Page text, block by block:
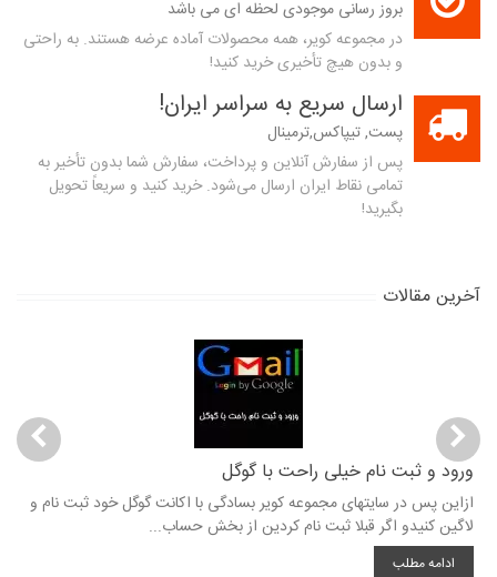
بروز رسانی موجودی لحظه ای می باشد
در مجموعه کویر، همه محصولات آماده عرضه هستند. به راحتی
و بدون هیچ تأخیری خرید کنید!
ارسال سریع به سراسر ایران!
پست, تیپاکس,ترمینال
پس از سفارش آنلاین و پرداخت، سفارش شما بدون تأخیر به
تمامی نقاط ایران ارسال می‌شود. خرید کنید و سریعاً تحویل
بگیرید!
آخرین مقالات
ورود و ثبت نام خیلی راحت با گوگل
ازاین پس در سایتهای مجموعه کویر بسادگی با اکانت گوگل خود ثبت نام و
لاگین کنیدو اگر قبلا ثبت نام کردین از بخش حساب...
ادامه مطلب